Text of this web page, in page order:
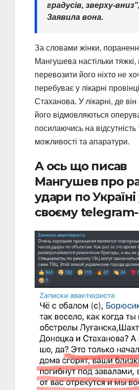
градусів, зверху-
Заявила вона.
За словами жінки,
Мангушева настільки
перевозити його ніхто не
перебуває у лікарні
Стаханова. У лікарні, де
його відмовляються
посилаючись на відсутність
можливості та апаратури.
А ось що писав
Мангушев про
удари по Україні
своєму telegram-